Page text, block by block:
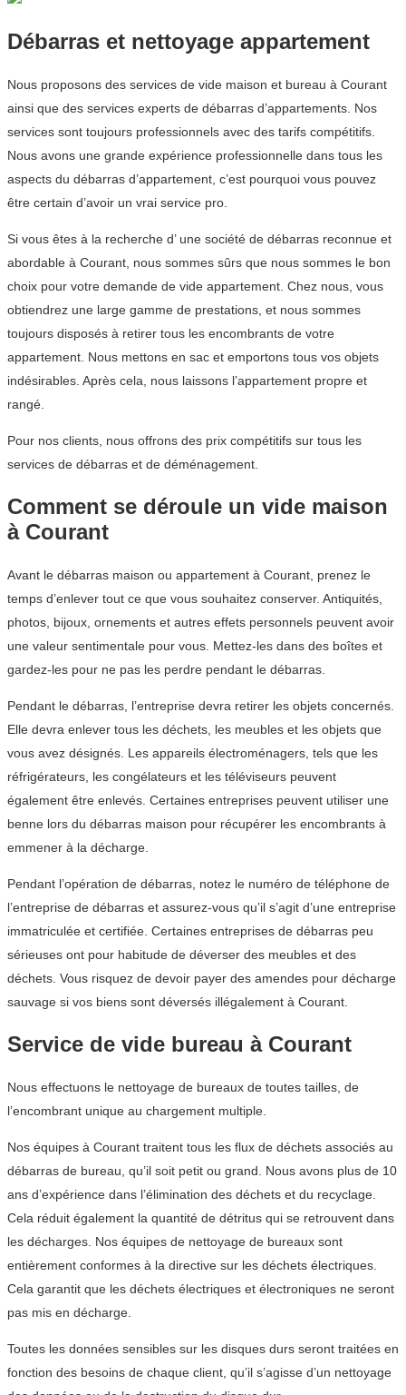
Débarras et nettoyage appartement
Nous proposons des services de vide maison et bureau à Courant
ainsi que des services experts de débarras d’appartements. Nos
services sont toujours professionnels avec des tarifs compétitifs.
Nous avons une grande expérience professionnelle dans tous les
aspects du débarras d’appartement, c’est pourquoi vous pouvez
être certain d’avoir un vrai service pro.
Si vous êtes à la recherche d’ une société de débarras reconnue et
abordable à Courant, nous sommes sûrs que nous sommes le bon
choix pour votre demande de vide appartement. Chez nous, vous
obtiendrez une large gamme de prestations, et nous sommes
toujours disposés à retirer tous les encombrants de votre
appartement. Nous mettons en sac et emportons tous vos objets
indésirables. Après cela, nous laissons l’appartement propre et
rangé.
Pour nos clients, nous offrons des prix compétitifs sur tous les
services de débarras et de déménagement.
Comment se déroule un vide maison
à Courant
Avant le débarras maison ou appartement à Courant, prenez le
temps d’enlever tout ce que vous souhaitez conserver. Antiquités,
photos, bijoux, ornements et autres effets personnels peuvent avoir
une valeur sentimentale pour vous. Mettez-les dans des boîtes et
gardez-les pour ne pas les perdre pendant le débarras.
Pendant le débarras, l’entreprise devra retirer les objets concernés.
Elle devra enlever tous les déchets, les meubles et les objets que
vous avez désignés. Les appareils électroménagers, tels que les
réfrigérateurs, les congélateurs et les téléviseurs peuvent
également être enlevés. Certaines entreprises peuvent utiliser une
benne lors du débarras maison pour récupérer les encombrants à
emmener à la décharge.
Pendant l’opération de débarras, notez le numéro de téléphone de
l’entreprise de débarras et assurez-vous qu’il s’agit d’une entreprise
immatriculée et certifiée. Certaines entreprises de débarras peu
sérieuses ont pour habitude de déverser des meubles et des
déchets. Vous risquez de devoir payer des amendes pour décharge
sauvage si vos biens sont déversés illégalement à Courant.
Service de vide bureau à Courant
Nous effectuons le nettoyage de bureaux de toutes tailles, de
l’encombrant unique au chargement multiple.
Nos équipes à Courant traitent tous les flux de déchets associés au
débarras de bureau, qu’il soit petit ou grand. Nous avons plus de 10
ans d’expérience dans l’élimination des déchets et du recyclage.
Cela réduit également la quantité de détritus qui se retrouvent dans
les décharges. Nos équipes de nettoyage de bureaux sont
entièrement conformes à la directive sur les déchets électriques.
Cela garantit que les déchets électriques et électroniques ne seront
pas mis en décharge.
Toutes les données sensibles sur les disques durs seront traitées en
fonction des besoins de chaque client, qu’il s’agisse d’un nettoyage